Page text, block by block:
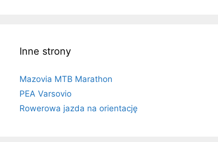
Inne strony
Mazovia MTB Marathon
PEA Varsovio
Rowerowa jazda na orientację